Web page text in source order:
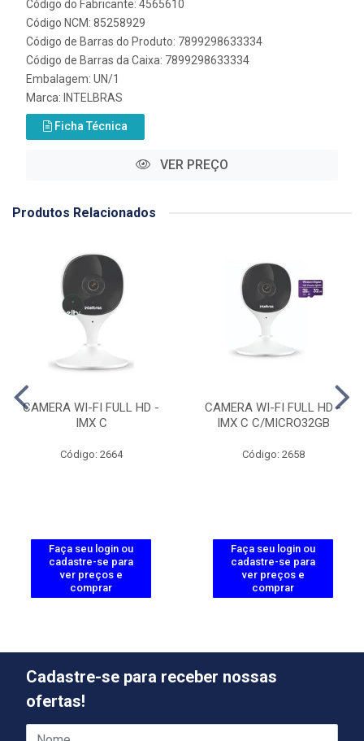
Código do Fabricante: 4565610
Código NCM: 85258929
Código de Barras do Produto: 7899298633334
Código de Barras da Caixa: 7899298633334
Embalagem: UN/1
Marca: INTELBRAS
Ficha Técnica
VER PREÇO
Produtos Relacionados
CAMERA WI-FI FULL HD -
IMX C
Código: 2664
Faça seu login ou
cadastre-se para
ver preços e
comprar
CAMERA WI-FI FULL HD -
IMX C C/MICRO32GB
Código: 2658
Faça seu login ou
cadastre-se para
ver preços e
comprar
Cadastre-se para receber nossas
ofertas!